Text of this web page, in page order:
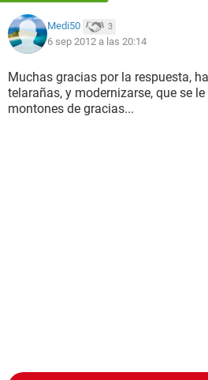
Medi50 3
6 sep 2012 a las 20:14
Muchas gracias por la respuesta,
telarañas, y modernizarse, que se
montones de gracias...